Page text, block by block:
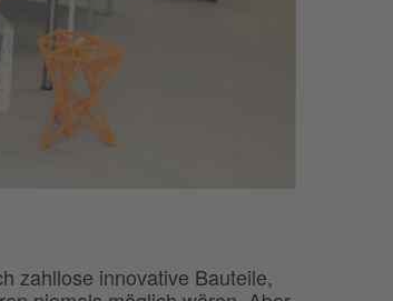
zahllose innovative Bauteile,